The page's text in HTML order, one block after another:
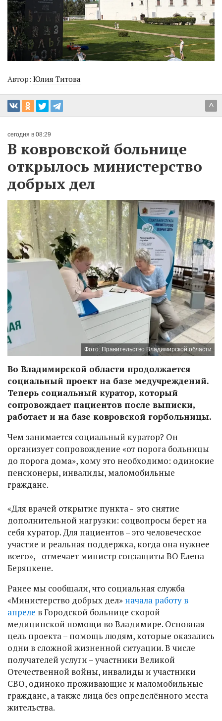
Автор: Юлия Титова
^
сегодня в 08:29
В ковровской больнице
открылось министерство
добрых дел
Фото: Правительство Владимирской области
Во Владимирской области продолжается
социальный проект на базе медучреждений.
Теперь социальный куратор, который
сопровождает пациентов после выписки,
работает и на базе ковровской горбольницы.
Чем занимается социальный куратор? Он
организует сопровождение «от порога больницы
до порога дома», кому это необходимо: одинокие
пенсионеры, инвалиды, маломобильные
граждане.
«Для врачей открытие пункта - это снятие
дополнительной нагрузки: соцвопросы берет на
себя куратор. Для пациентов – это человеческое
участие и реальная поддержка, когда она нужнее
всего», - отмечает министр соцзащиты ВО Елена
Беряцкене.
Ранее мы сообщали, что социальная служба
«Министерство добрых дел» начала работу в
апреле в Городской больнице скорой
медицинской помощи во Владимире. Основная
цель проекта – помощь людям, которые оказались
одни в сложной жизненной ситуации. В числе
получателей услуги – участники Великой
Отечественной войны, инвалиды и участники
СВО, одиноко проживающие и маломобильные
граждане, а также лица без определённого места
жительства.